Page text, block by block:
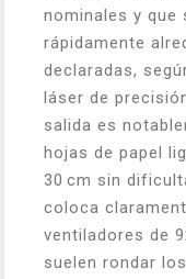
nominales y que
rápidamente
declaradas,
láser de
salida es
hojas de papel
30 cm sin
coloca
ventiladores de
suelen rondar